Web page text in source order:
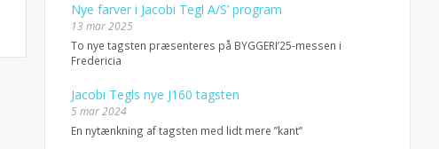
Nye farver i Jacobi Tegl A/S’ program
13 mar 2025
To nye tagsten præsenteres på BYGGERI’25-messen i
Fredericia
Jacobi Tegls nye J160 tagsten
5 mar 2024
En nytænkning af tagsten med lidt mere ”kant”